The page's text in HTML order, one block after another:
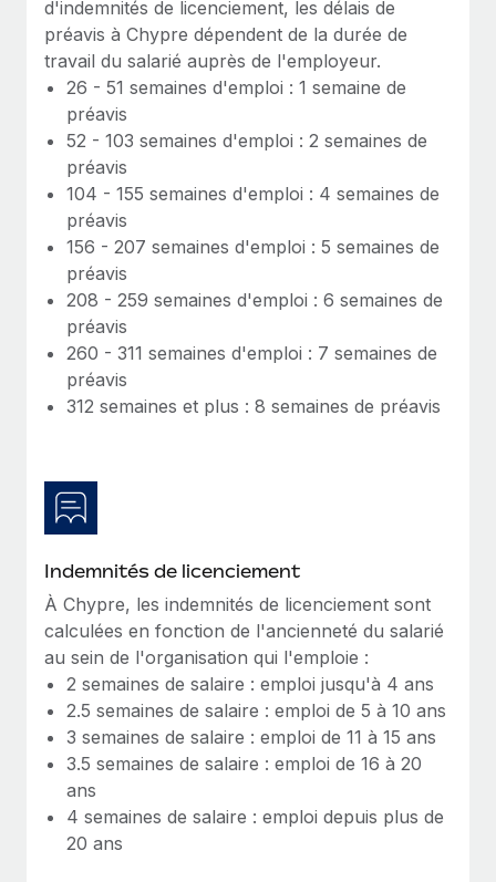
Création d’entité
Établissez des entités rapidement et en toute
conformité
Mobilité et déménagement international
Organisez facilement le déménagement de vos
employés
Avantages sociaux
Gérez facilement les avantages sociaux
Explorer le blog
Mises à jour des produits de Remote :
Intégrations Gusto et Xero et Gestion des
freelances Plus
Remote a toujours pour mission d'aider les entreprises de
toute taille à embaucher, gérer et payer...
En savoir plus
Comment Phiture gère ses 55 employés
répartis dans 19 pays grâce à Remote
En savoir plus
d'indemnités de licenciement, les délais de
préavis à Chypre dépendent de la durée de
travail du salarié auprès de l'employeur.
26 - 51 semaines d'emploi : 1 semaine de
préavis
52 - 103 semaines d'emploi : 2 semaines de
préavis
104 - 155 semaines d'emploi : 4 semaines de
préavis
156 - 207 semaines d'emploi : 5 semaines de
préavis
208 - 259 semaines d'emploi : 6 semaines de
préavis
260 - 311 semaines d'emploi : 7 semaines de
préavis
312 semaines et plus : 8 semaines de préavis
Indemnités de licenciement
À Chypre, les indemnités de licenciement sont
calculées en fonction de l'ancienneté du salarié
au sein de l'organisation qui l'emploie :
2 semaines de salaire : emploi jusqu'à 4 ans
2.5 semaines de salaire : emploi de 5 à 10 ans
3 semaines de salaire : emploi de 11 à 15 ans
3.5 semaines de salaire : emploi de 16 à 20
ans
4 semaines de salaire : emploi depuis plus de
20 ans